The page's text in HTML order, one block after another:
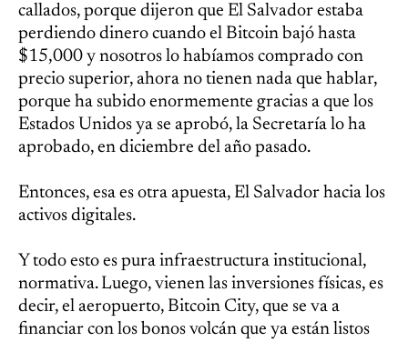
callados, porque dijeron que El Salvador estaba
perdiendo dinero cuando el Bitcoin bajó hasta
$15,000 y nosotros lo habíamos comprado con
precio superior, ahora no tienen nada que hablar,
porque ha subido enormemente gracias a que los
Estados Unidos ya se aprobó, la Secretaría lo ha
aprobado, en diciembre del año pasado.
Entonces, esa es otra apuesta, El Salvador hacia los
activos digitales.
Y todo esto es pura infraestructura institucional,
normativa. Luego, vienen las inversiones físicas, es
decir, el aeropuerto, Bitcoin City, que se va a
financiar con los bonos volcán que ya están listos